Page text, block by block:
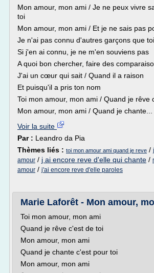
Mon amour, mon ami / Je ne peux vivre
toi
Mon amour, mon ami / Et je ne sais pas
Je n'ai pas connu d'autres garçons que toi
Si j'en ai connu, je ne m'en souviens pas
A quoi bon chercher, faire des
J'ai un cœur qui sait / Quand il a raison
Et puisqu'il a pris ton nom
Toi mon amour, mon ami / Quand je rêve
Mon amour, mon ami / Quand je chante...
Voir la suite
Par : Leandro da Pia
Thèmes liés : toi mon amour ami quand je reve /
amour / j ai encore reve d'elle qui chante /
amour / j'ai encore reve d'elle paroles
Marie Laforêt - Mon amour,
Toi mon amour, mon ami
Quand je rêve c'est de toi
Mon amour, mon ami
Quand je chante c'est pour toi
Mon amour, mon ami